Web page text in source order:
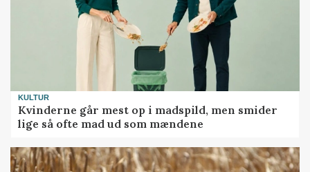
KULTUR
Kvinderne går mest op i madspild, men smider
lige så ofte mad ud som mændene